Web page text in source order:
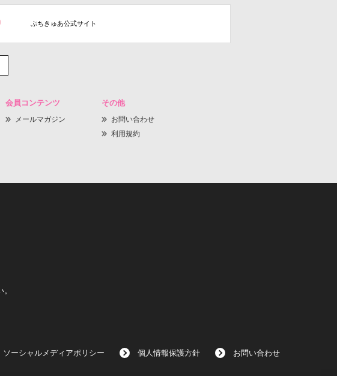
ぷちきゅあ公式サイト
会員コンテンツ
メールマガジン
その他
お問い合わせ
利用規約
ソーシャルメディアポリシー 個人情報保護方針 お問い合わせ